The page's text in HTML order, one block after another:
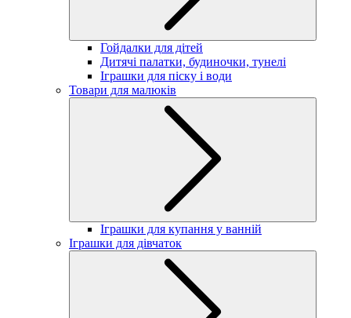
Гойдалки для дітей
Дитячі палатки, будиночки, тунелі
Іграшки для піску і води
Товари для малюків
Іграшки для купання у ванній
Іграшки для дівчаток